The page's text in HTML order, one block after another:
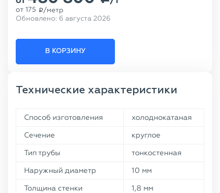
от 175 p /метр
Обновлено: 6 августа 2026
В КОРЗИНУ
Технические характеристики
Способ изготовления
холоднокатаная
Сечение
круглое
Тип трубы
тонкостенная
Наружный диаметр
10 мм
Толщина стенки
1,8 мм